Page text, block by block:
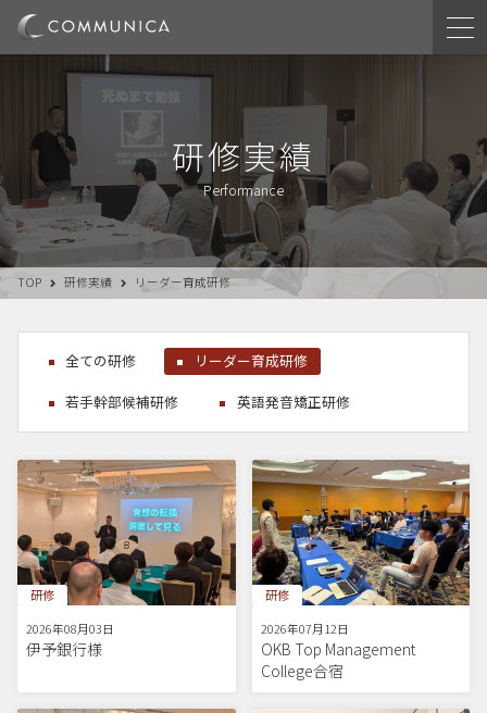
研修実績
Performance
TOP 研修実績 リーダー育成研修
全ての研修
リーダー育成研修
若手幹部候補研修
英語発音矯正研修
研修
2026年08月03日
伊予銀行様
研修
2026年07月12日
OKB Top Management
College合宿